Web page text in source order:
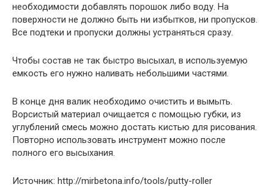
необходимости добавлять порошок либо воду. На
поверхности не должно быть ни избытков, ни пропусков.
Все подтеки и пропуски должны устраняться сразу.
Чтобы состав не так быстро высыхал, в используемую
емкость его нужно наливать небольшими частями.
В конце дня валик необходимо очистить и вымыть.
Ворсистый материал очищается с помощью губки, из
углублений смесь можно достать кистью для рисования.
Повторно использовать инструмент можно после
полного его высыхания.
Источник: http://mirbetona.info/tools/putty-roller